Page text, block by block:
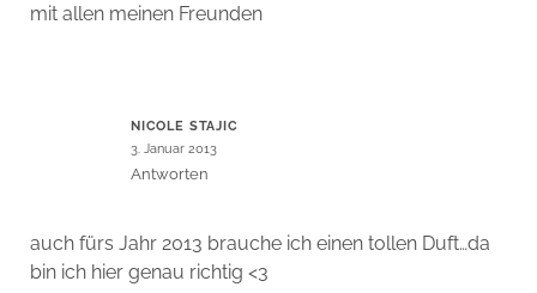
mit allen meinen Freunden
NICOLE STAJIC
3. Januar 2013
Antworten
auch fürs Jahr 2013 brauche ich einen tollen Duft…da
bin ich hier genau richtig <3